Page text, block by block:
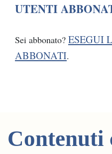
UTENTI
Sei abbonato? ESEGUI
ABBONATI.
Contenuti